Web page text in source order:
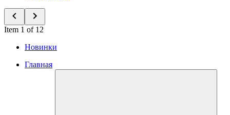
Item 1 of 12
Новинки
Главная